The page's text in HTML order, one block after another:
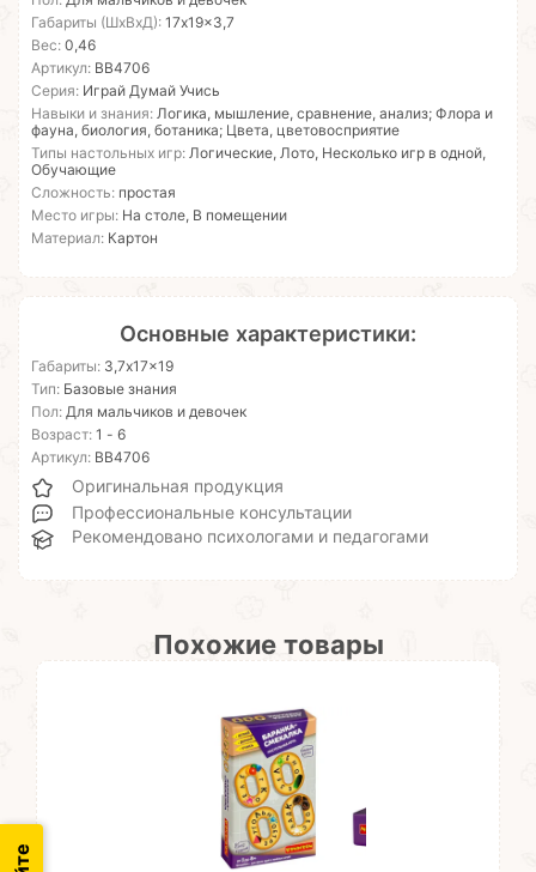
Габариты (ШхВхД): 17x19x3,7
Вес: 0,46
Артикул: ВВ4706
Серия: Играй Думай Учись
Навыки и знания: Логика, мышление, сравнение, анализ; Флора и
фауна, биология, ботаника; Цвета, цветовосприятие
Типы настольных игр: Логические, Лото, Несколько игр в одной,
Обучающие
Сложность: простая
Место игры: На столе, В помещении
Материал: Картон
Основные характеристики:
Габариты: 3,7x17x19
Тип: Базовые знания
Пол: Для мальчиков и девочек
Возраст: 1 - 6
Артикул: ВВ4706
Оригинальная продукция
Профессиональные консультации
Рекомендовано психологами и педагогами
Похожие товары